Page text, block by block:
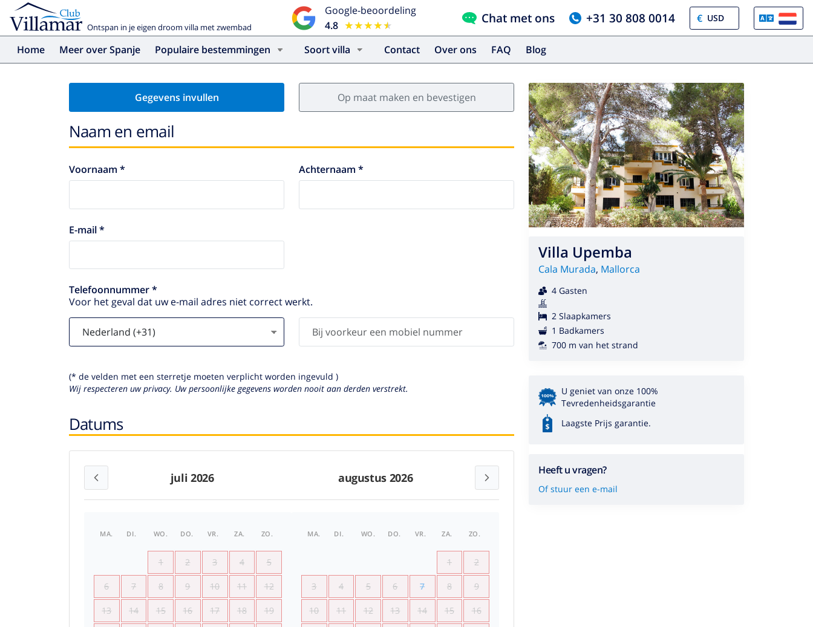
Ontspan in je eigen droom villa met zwembad
Google-beoordeling
4.8 ★★★★★
★★★★★ Chat met ons +31 30 808 0014 €
Home Meer over Spanje Populaire bestemmingen Soort villa Contact Over ons FAQ Blog
Gegevens invullen Op maat maken en bevestigen
Naam en email
Voornaam * Achternaam *
E-mail *
Telefoonnummer *
Voor het geval dat uw e-mail adres niet correct werkt.
(* de velden met een sterretje moeten verplicht worden ingevuld )
Wij respecteren uw privacy. Uw persoonlijke gegevens worden nooit aan derden verstrekt.
Datums
juli 2026 augustus 2026
MA. DI. WO. DO. VR. ZA. ZO.
1 2 3 4 5
6 7 8 9 10 11 12
13 14 15 16 17 18 19
MA. DI. WO. DO. VR. ZA. ZO.
1 2
3 4 5 6 7 8 9
10 11 12 13 14 15 16
Villa Upemba
Cala Murada, Mallorca
4 Gasten
2 Slaapkamers
1 Badkamers
700 m van het strand
U geniet van onze 100%
Tevredenheidsgarantie
Laagste Prijs garantie.
Heeft u vragen?
Of stuur een e-mail